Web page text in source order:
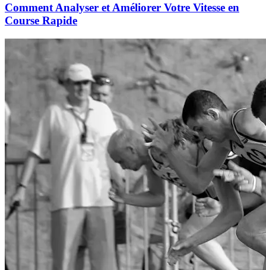
Comment Analyser et Améliorer Votre Vitesse en
Course Rapide